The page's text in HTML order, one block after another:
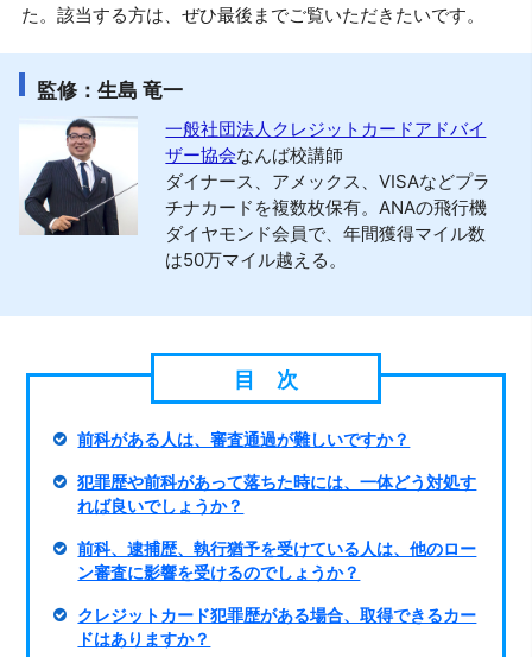
た。該当する方は、ぜひ最後までご覧いただきたいです。
監修：生島 竜一
一般社団法人クレジットカードアドバイ
ザー協会なんば校講師
ダイナース、アメックス、VISAなどプラ
チナカードを複数枚保有。ANAの飛行機
ダイヤモンド会員で、年間獲得マイル数
は50万マイル越える。
前科がある人は、審査通過が難しいですか？
犯罪歴や前科があって落ちた時には、一体どう対処す
れば良いでしょうか？
前科、逮捕歴、執行猶予を受けている人は、他のロー
ン審査に影響を受けるのでしょうか？
クレジットカード犯罪歴がある場合、取得できるカー
ドはありますか？